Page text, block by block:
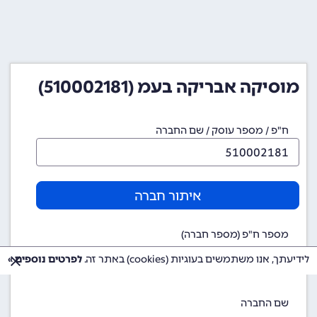
מוסיקה אבריקה בעמ (510002181)
ח"פ / מספר עוסק / שם החברה
איתור חברה
מספר ח"פ (מספר חברה)
510002181
שם החברה
לידיעתך, אנו משתמשים בעוגיות (cookies) באתר זה. לפרטים נוספים »